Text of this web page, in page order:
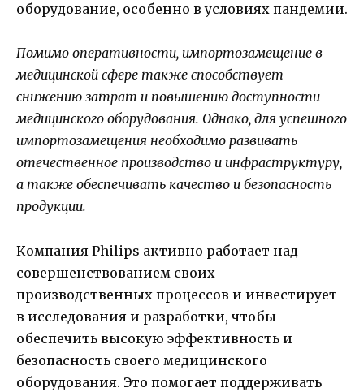
оборудование, особенно в условиях пандемии.
Помимо оперативности, импортозамещение в
медицинской сфере также способствует
снижению затрат и повышению доступности
медицинского оборудования. Однако, для успешного
импортозамещения необходимо развивать
отечественное производство и инфраструктуру,
а также обеспечивать качество и безопасность
продукции.
Компания Philips активно работает над
совершенствованием своих
производственных процессов и инвестирует
в исследования и разработки, чтобы
обеспечить высокую эффективность и
безопасность своего медицинского
оборудования. Это помогает поддерживать